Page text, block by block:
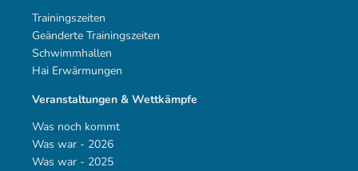
Trainingszeiten
Geänderte Trainingszeiten
Schwimmhallen
Hai Erwärmungen
Veranstaltungen & Wettkämpfe
Was noch kommt
Was war - 2026
Was war - 2025